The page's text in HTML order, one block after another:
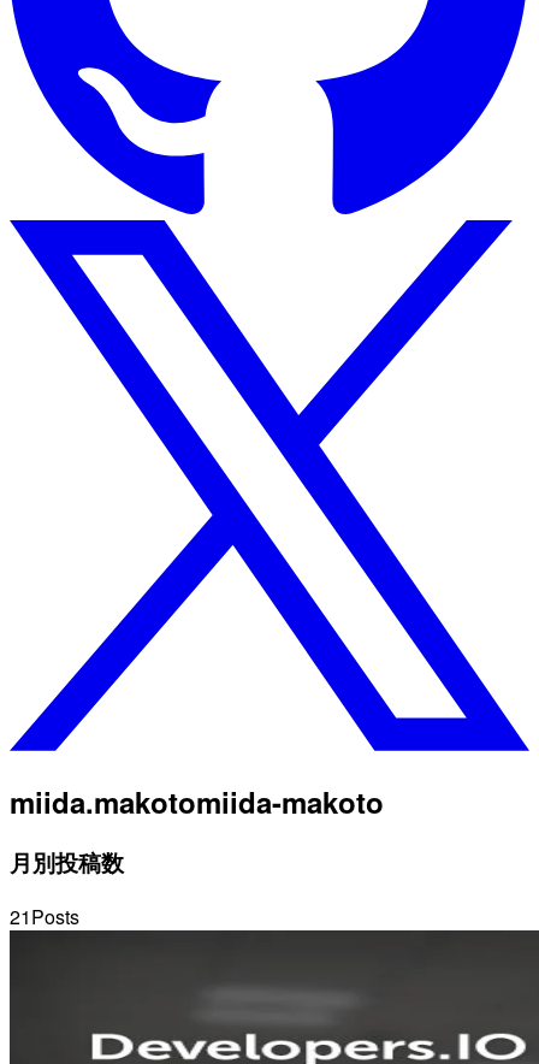
miida.makotomiida-makoto
月別投稿数
21Posts